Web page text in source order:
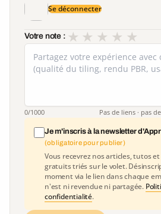
Se déconnecter
Votre note : ★
★
★
★
★
0/1000 Pas de liens · pas
Je m'inscris à la newsletter
(obligatoire pour publier)
Vous recevrez nos articles, tutos
gratuits triés sur le volet.
moment via le lien dans chaque
n'est ni revendue ni partagée.
confidentialité.